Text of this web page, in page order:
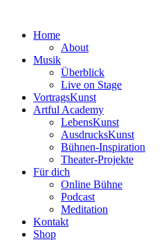
wechselnHome
About
Musik
Überblick
Live on Stage
VortragsKunst
Artful Academy
LebensKunst
AusdrucksKunst
Bühnen-Inspiration
Theater-Projekte
Für dich
Online Bühne
Podcast
Meditation
Kontakt
Shop